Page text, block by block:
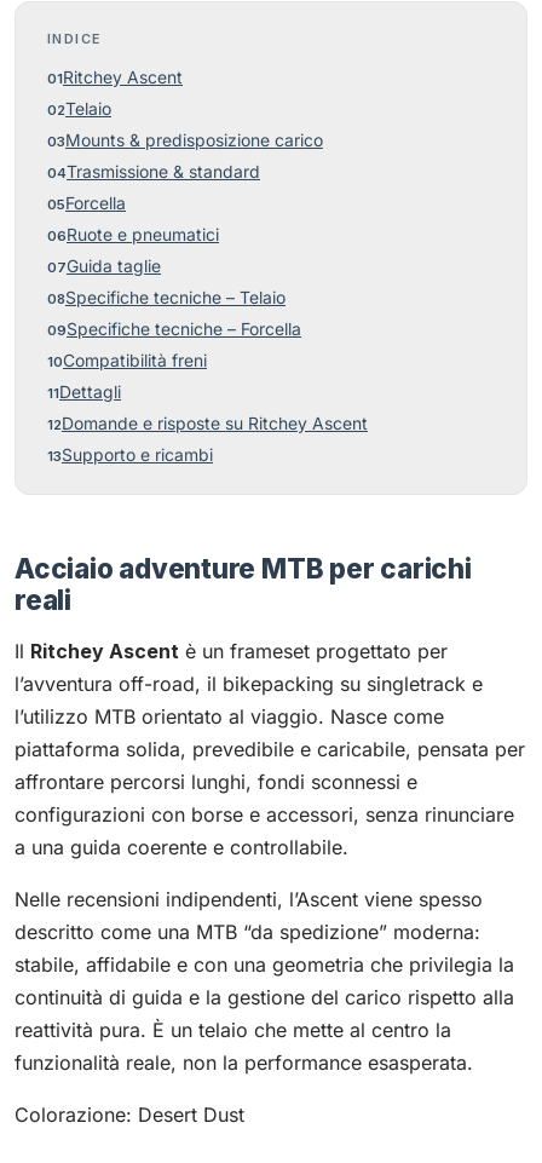
INDICE
Ritchey Ascent
Telaio
Mounts & predisposizione carico
Trasmissione & standard
Forcella
Ruote e pneumatici
Guida taglie
Specifiche tecniche – Telaio
Specifiche tecniche – Forcella
Compatibilità freni
Dettagli
Domande e risposte su Ritchey Ascent
Supporto e ricambi
Acciaio adventure MTB per carichi
reali
Il Ritchey Ascent è un frameset progettato per
l’avventura off-road, il bikepacking su singletrack e
l’utilizzo MTB orientato al viaggio. Nasce come
piattaforma solida, prevedibile e caricabile, pensata per
affrontare percorsi lunghi, fondi sconnessi e
configurazioni con borse e accessori, senza rinunciare
a una guida coerente e controllabile.
Nelle recensioni indipendenti, l’Ascent viene spesso
descritto come una MTB “da spedizione” moderna:
stabile, affidabile e con una geometria che privilegia la
continuità di guida e la gestione del carico rispetto alla
reattività pura. È un telaio che mette al centro la
funzionalità reale, non la performance esasperata.
Colorazione: Desert Dust